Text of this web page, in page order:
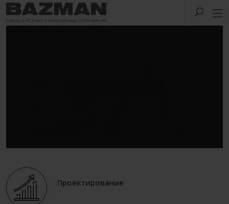
Проектирование